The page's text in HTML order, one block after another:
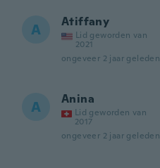
A Atiffany
Lid geworden van
2021
ongeveer 2 jaar geleden
A Anina
Lid geworden van
2017
ongeveer 2 jaar geleden